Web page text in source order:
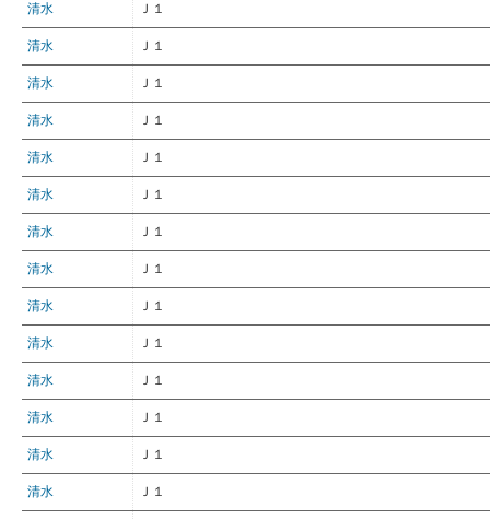
清水 Ｊ１
清水 Ｊ１
清水 Ｊ１
清水 Ｊ１
清水 Ｊ１
清水 Ｊ１
清水 Ｊ１
清水 Ｊ１
清水 Ｊ１
清水 Ｊ１
清水 Ｊ１
清水 Ｊ１
清水 Ｊ１
清水 Ｊ１